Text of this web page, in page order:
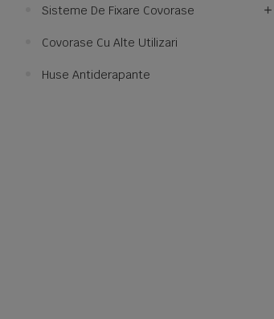
Sisteme De Fixare Covorase
Covorase Cu Alte Utilizari
Huse Antiderapante